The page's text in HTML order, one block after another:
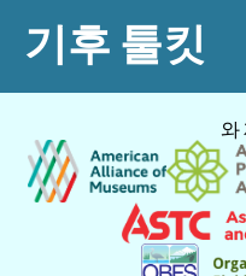
기후 툴킷
와